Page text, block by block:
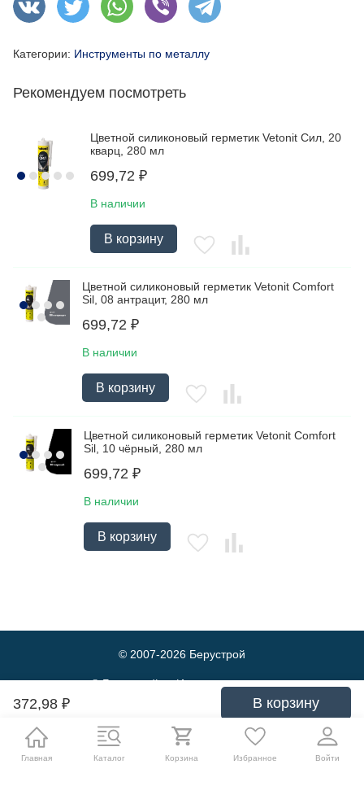
372,98 ₽ В корзину
Категории: Инструменты по металлу
Рекомендуем посмотреть
Цветной силиконовый герметик Vetonit Сил, 20
кварц, 280 мл
699,72 ₽
В наличии
В корзину
Цветной силиконовый герметик Vetonit Comfort
Sil, 08 антрацит, 280 мл
699,72 ₽
В наличии
В корзину
Цветной силиконовый герметик Vetonit Comfort
Sil, 10 чёрный, 280 мл
699,72 ₽
В наличии
В корзину
© 2007-2026 Берустрой
© Берустрой — Интернет-магазин
оптовой и розничной продажи
строительных материалов. Выгодные
Главная Каталог Корзина Избранное Войти